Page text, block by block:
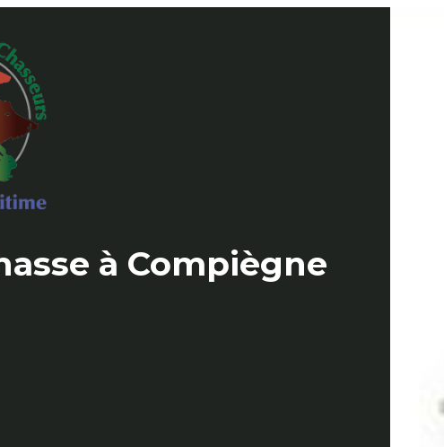
à Compiègne